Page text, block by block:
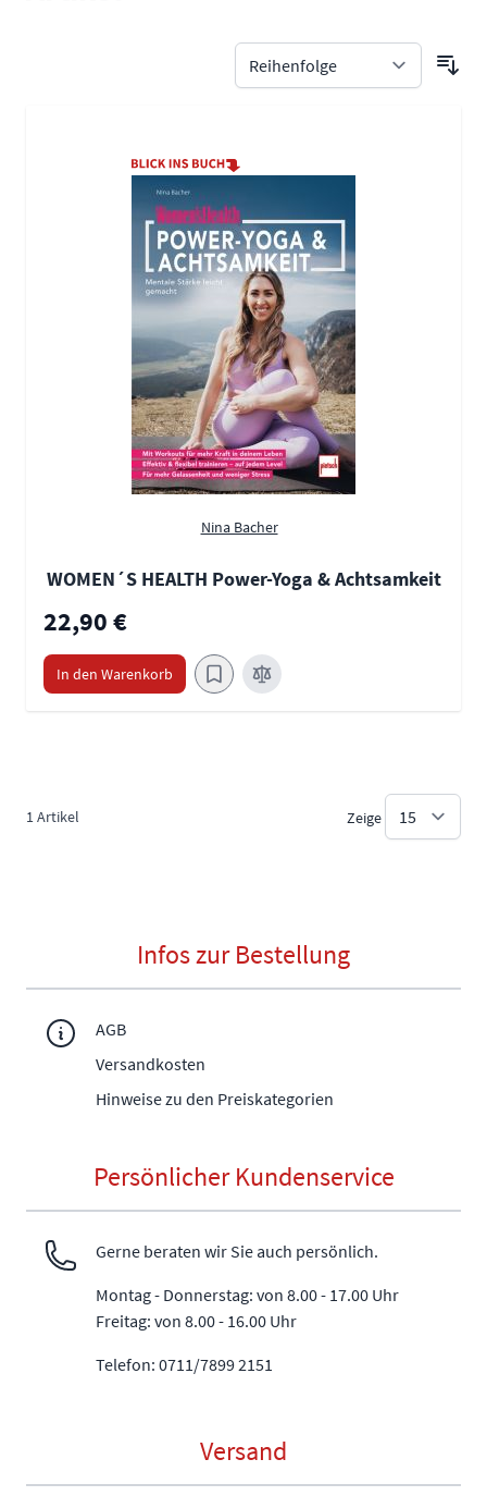
Nina Bacher
WOMEN´S HEALTH Power-Yoga & Achtsamkeit
22,90 €
In den Warenkorb
1Artikel Zeige
Infos zur Bestellung
AGB
Versandkosten
Hinweise zu den Preiskategorien
Persönlicher Kundenservice
Gerne beraten wir Sie auch persönlich.
Montag - Donnerstag: von 8.00 - 17.00 Uhr
Freitag: von 8.00 - 16.00 Uhr
Telefon: 0711/7899 2151
Versand